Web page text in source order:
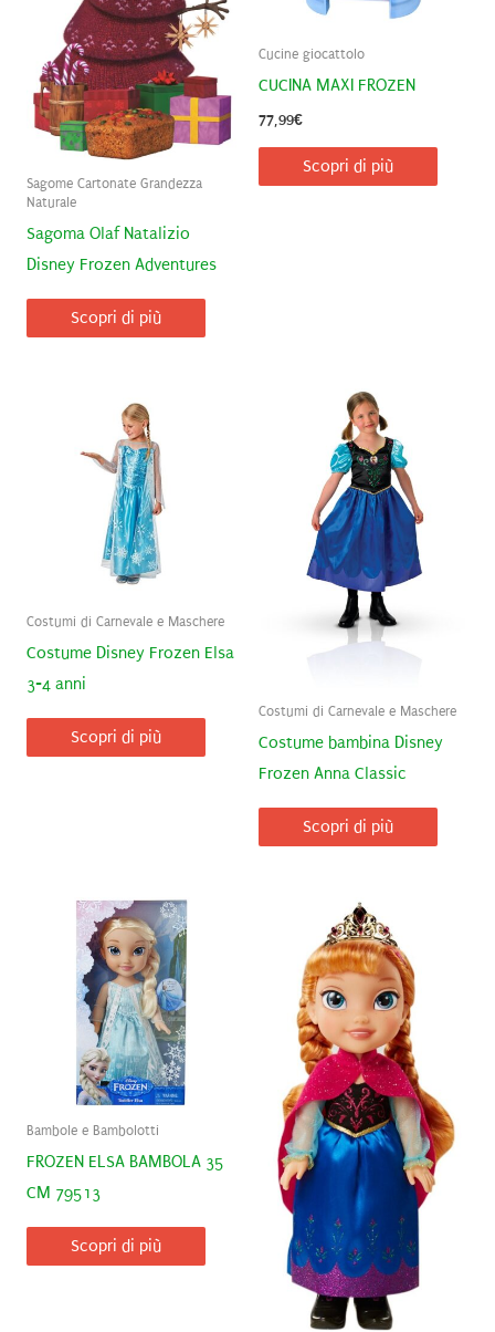
Sagome Cartonate Grandezza
Naturale
Sagoma Olaf Natalizio
Disney Frozen Adventures
Scopri di più
Cucine giocattolo
CUCINA MAXI FROZEN
77,99€
Scopri di più
Costumi di Carnevale e Maschere
Costume Disney Frozen Elsa
3-4 anni
Scopri di più
Costumi di Carnevale e Maschere
Costume bambina Disney
Frozen Anna Classic
Scopri di più
Bambole e Bambolotti
FROZEN ELSA BAMBOLA 35
CM 79513
Scopri di più